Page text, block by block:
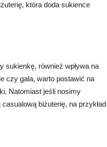
która doda sukience
sukienkę, również wpływa na
czy gala, warto postawić na
Natomiast jeśli nosimy
biżuterię, na przykład